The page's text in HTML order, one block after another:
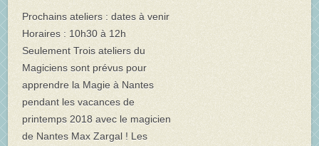
Prochains ateliers : dates à venir
Horaires : 10h30 à 12h
Seulement Trois ateliers du
Magiciens sont prévus pour
apprendre la Magie à Nantes
pendant les vacances de
printemps 2018 avec le magicien
de Nantes Max Zargal ! Les